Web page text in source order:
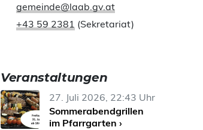
gemeinde@laab.gv.at
+43 59 2381 (Sekretariat)
Veranstaltungen
27. Juli 2026, 22:43 Uhr
Sommerabendgrillen
im Pfarrgarten ›